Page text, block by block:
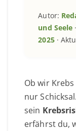
Autor:
und Seele
2025·
Ob wir
nur
sein
erfährst du,